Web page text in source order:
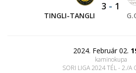
TINGLI-TANGLI
3 - 1
2024. Február 02.
kaminokupa
SORI LIGA 2024 TÉL - 2./A